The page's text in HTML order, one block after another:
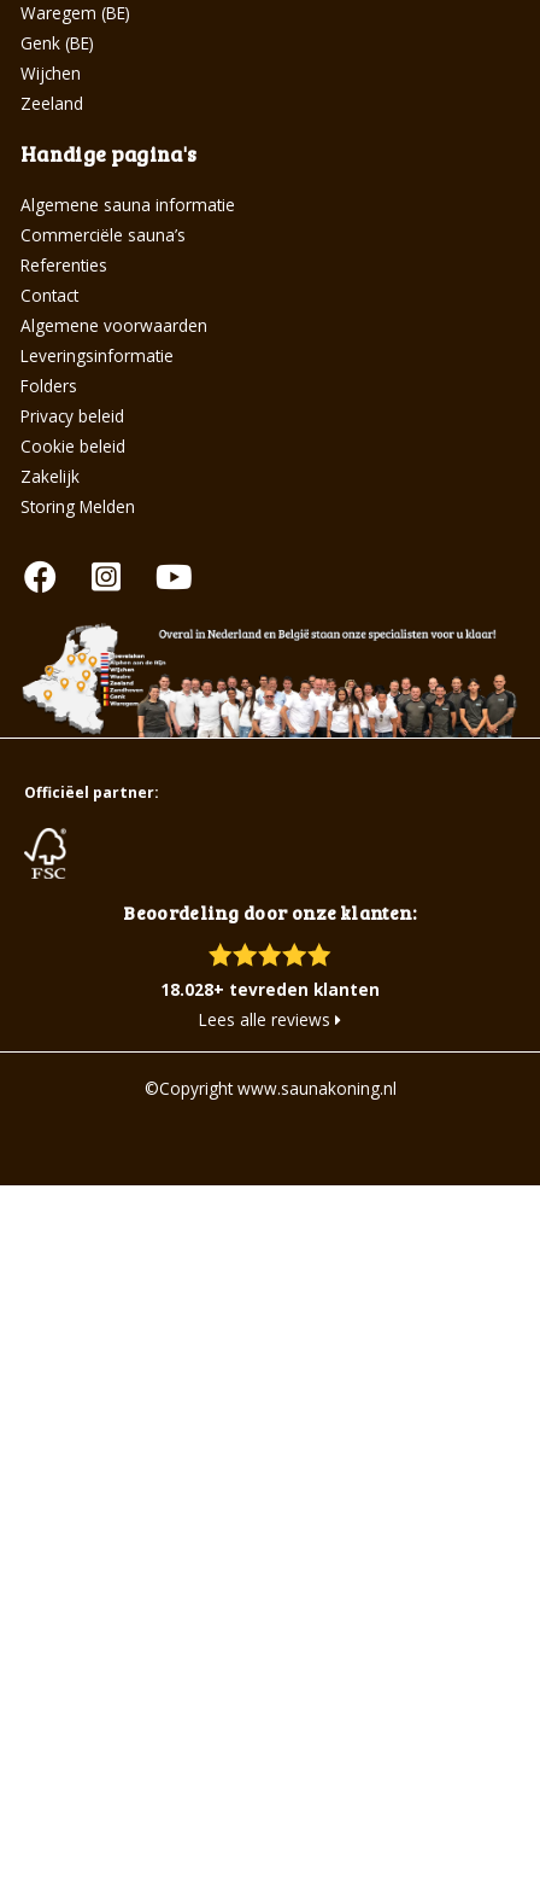
Waregem (BE)
Genk (BE)
Wijchen
Zeeland
Handige pagina's
Algemene sauna informatie
Commerciële sauna’s
Referenties
Contact
Algemene voorwaarden
Leveringsinformatie
Folders
Privacy beleid
Cookie beleid
Zakelijk
Storing Melden
Beoordeling door onze klanten:
18.028+ tevreden klanten
Lees alle reviews
Officiëel partner:
©Copyright www.saunakoning.nl